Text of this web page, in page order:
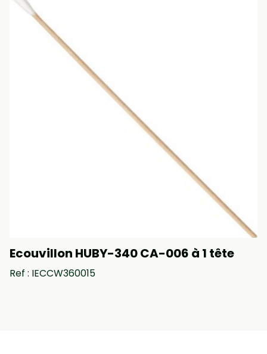
Ecouvillon HUBY-340 CA-006 à 1 tête
Ref : IECCW360015